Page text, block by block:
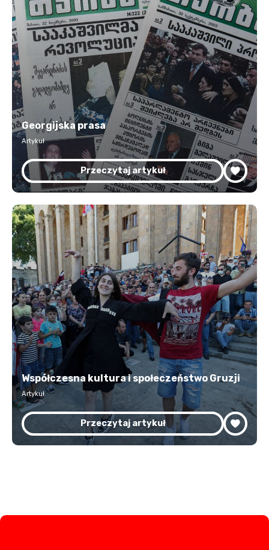
Georgijska prasa
Artykuł
Przeczytaj artykuł
Współczesna kultura i społeczeństwo Gruzji
Artykuł
Przeczytaj artykuł